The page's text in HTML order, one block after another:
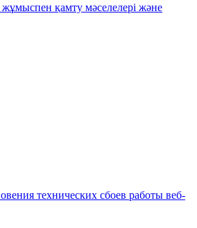
қамту мәселелері және
технических сбоев работы веб-